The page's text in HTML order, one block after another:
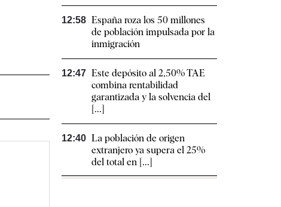
12:58 España roza los 50 millones
de población impulsada por la
inmigración
12:47 Este depósito al 2,50% TAE
combina rentabilidad
garantizada y la solvencia del
[...]
12:40 La población de origen
extranjero ya supera el 25%
del total en [...]